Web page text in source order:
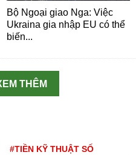
Bộ Ngoại giao Nga: Việc
Ukraina gia nhập EU có thể
biến...
THÊM
#TIỀN KỸ THUẬT SỐ